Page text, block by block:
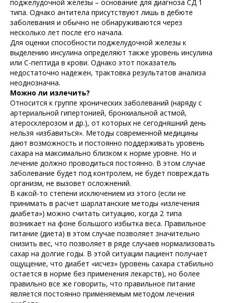
поджелудочной железы – основание для диагноза СД 1
типа. Однако антитела присутствуют лишь в дебюте
заболевания и обычно не обнаруживаются через
несколько лет после его начала.
Для оценки способности поджелудочной железы к
выделению инсулина определяют также уровень инсулина
или С-пептида в крови. Однако этот показатель
недостаточно надежен, трактовка результатов анализа
неоднозначна.
Можно ли излечить?
Относится к группе хронических заболеваний (наряду с
артериальной гипертонией, бронхиальной астмой,
атеросклерозом и др.), от которых не сегодняшний день
нельзя «избавиться». Методы современной медицины
дают возможность и постоянно поддерживать уровень
сахара на максимально близком к норме уровне. Но и
лечение должно проводиться постоянно. В этом случае
заболевание будет под контролем, не будет повреждать
организм, не вызовет осложнений.
В какой-то степени исключением из этого (если не
принимать в расчет шарлатанские методы «излечения
диабета») можно считать ситуацию, когда 2 типа
возникает на фоне большого избытка веса. Правильное
питание (диета) в этом случае позволяет значительно
снизить вес, что позволяет в ряде случаев нормализовать
сахар на долгие годы. В этой ситуации пациент получает
ощущение, что диабет «исчез» (уровень сахара стабильно
остается в норме без применения лекарств), но более
правильно все же говорить, что правильное питание
является постоянно применяемым методом лечения